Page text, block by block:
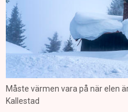
Måste värmen vara på när elen
Kallestad